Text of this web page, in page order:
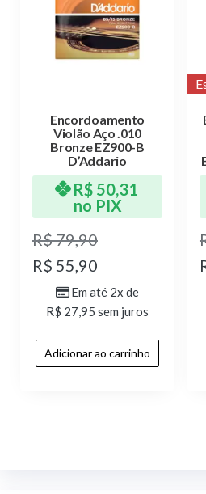
Encordoamento
Violão Aço .010
Bronze EZ900-B
D’Addario
R$79,90
R$ 55,90
Em até 2x de
R$ 27,95 sem juros
R$ 50,31
no PIX
Adicionar ao carrinho